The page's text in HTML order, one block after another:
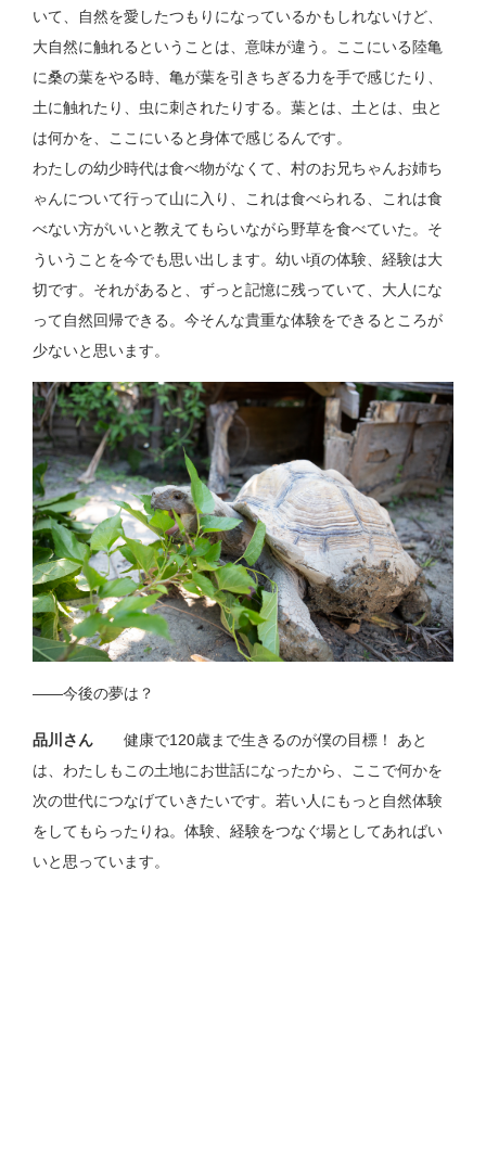
いて、自然を愛したつもりになっているかもしれないけど、
大自然に触れるということは、意味が違う。ここにいる陸亀
に桑の葉をやる時、亀が葉を引きちぎる力を手で感じたり、
土に触れたり、虫に刺されたりする。葉とは、土とは、虫と
は何かを、ここにいると身体で感じるんです。
わたしの幼少時代は食べ物がなくて、村のお兄ちゃんお姉ち
ゃんについて行って山に入り、これは食べられる、これは食
べない方がいいと教えてもらいながら野草を食べていた。そ
ういうことを今でも思い出します。幼い頃の体験、経験は大
切です。それがあると、ずっと記憶に残っていて、大人にな
って自然回帰できる。今そんな貴重な体験をできるところが
少ないと思います。
――今後の夢は？
品川さん 健康で120歳まで生きるのが僕の目標！ あと
は、わたしもこの土地にお世話になったから、ここで何かを
次の世代につなげていきたいです。若い人にもっと自然体験
をしてもらったりね。体験、経験をつなぐ場としてあればい
いと思っています。